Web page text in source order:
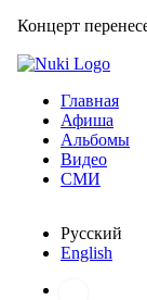
Концерт
Главная
Афиша
Альбомы
Видео
СМИ
Русский
English